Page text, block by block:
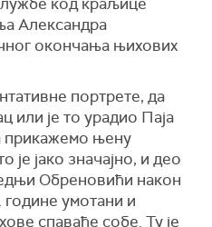
Александра
окончања њихових
портрете, да
или је то урадио Паја
прикажемо њену
је јако значајно, и део
Обреновићи након
године умотани и
спаваће собе. Ту је